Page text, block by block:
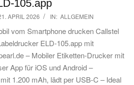
105.app
APRIL 2026 IN: ALLGEMEIN
vom Smartphone drucken Callstel
ELD-105.app mit
– Mobiler Etiketten-Drucker mit
App für iOS und Android –
1.200 mAh, lädt per USB-C – Ideal